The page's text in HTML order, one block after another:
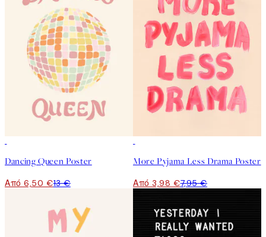
Dancing Queen Poster
Από 6,50 €13 €
More Pyjama Less Drama Poster
Από 3,98 €7,95 €